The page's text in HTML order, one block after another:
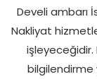
Develi ambarı
Nakliyat
işleyeceğidir.
bilgilendirme